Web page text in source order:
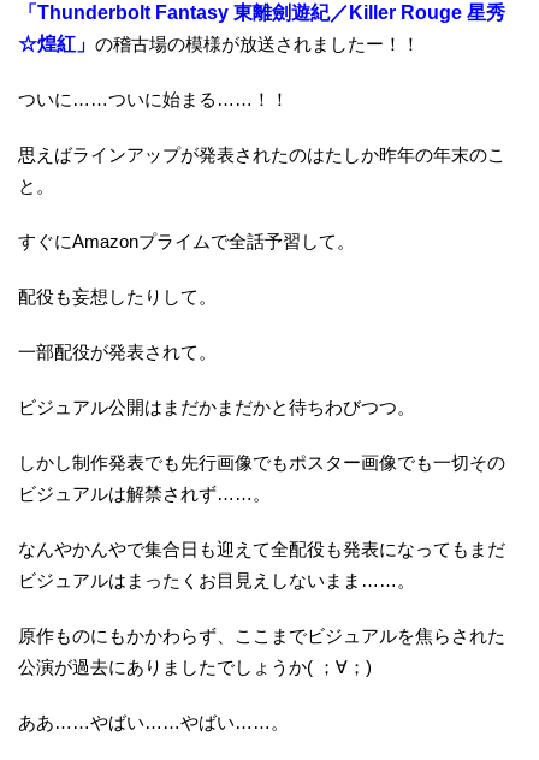
「Thunderbolt Fantasy 東離劍遊紀／Killer Rouge 星秀
☆煌紅」 の稽古場の模様が放送されましたー！！
ついに……ついに始まる……！！
思えばラインアップが発表されたのはたしか昨年の年末のこ
と。
すぐにAmazonプライムで全話予習して。
配役も妄想したりして。
一部配役が発表されて。
ビジュアル公開はまだかまだかと待ちわびつつ。
しかし制作発表でも先行画像でもポスター画像でも一切その
ビジュアルは解禁されず……。
なんやかんやで集合日も迎えて全配役も発表になってもまだ
ビジュアルはまったくお目見えしないまま……。
原作ものにもかかわらず、ここまでビジュアルを焦らされた
公演が過去にありましたでしょうか( ；∀；)
ああ……やばい……やばい……。